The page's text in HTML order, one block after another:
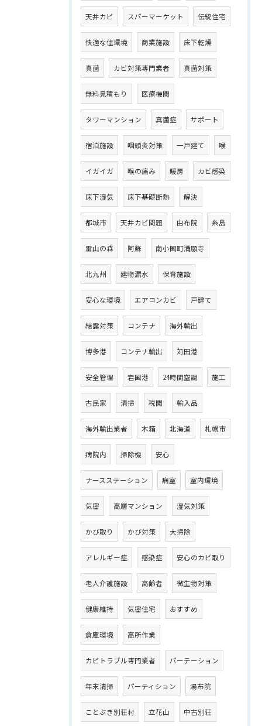
天井カビ スパーマーケット 伝統住宅
快適な住環境 商業施設 床下乾燥
真菌 カビ対策専門業者 真菌対策
無料見積もり 医療機関
タワーマンション 真菌症 サポート
宿泊施設 咽頭炎対策 一戸建て 喉
イガイガ 喉の痛み 暖房 カビ感染
床下湿気 床下基礎断熱 解決
都城市 天井カビ問題 由布院 糸島
雷山の森 阿蘇 南小国町満願寺
北九州 建物漏水 保育施設
安心な環境 エアコンカビ 戸建て
結露対策 コンテナ 海外輸出
博多港 コンテナ輸出 苅田港
安全管理 岩国港 24時間空調 施工
古民家 清掃 税関 輸入品
海外輸出業者 木箱 北海道 札幌市
病院内 掃除機 安心
ナースステーション 病室 室内環境
気密 高層マンション 湿気対策
かび取り かび対策 大掃除
アレルギー症 感染症 安心のカビ取り
老人介護施設 高齢者 微生物対策
健康維持 気密住宅 おすすめ
倉庫環境 高所作業
カビトラブル専門業者 パーテーション
年末清掃 パーティション 湯布院
ことぶき別荘村 立花山 中古別荘